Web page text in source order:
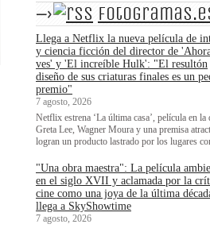
Llega a Netflix la nueva película de
y ciencia ficción del director de
ves' y 'El increíble Hulk': "El resultón
diseño de sus criaturas finales es un
premio"
7 agosto, 2026
Netflix estrena ‘La última casa’, película en la
Greta Lee, Wagner Moura y una premisa
logran un producto lastrado por los lugares
"Una obra maestra": La película
en el siglo XVII y aclamada por la
cine como una joya de la última
llega a SkyShowtime
7 agosto, 2026